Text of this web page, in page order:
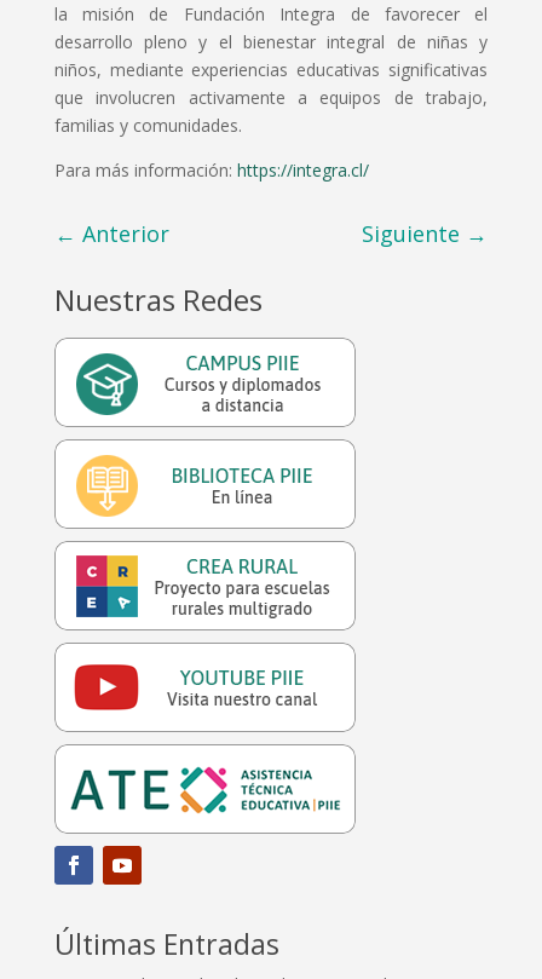
la misión de Fundación Integra de favorecer el
desarrollo pleno y el bienestar integral de niñas y
niños, mediante experiencias educativas significativas
que involucren activamente a equipos de trabajo,
familias y comunidades.
Para más información: https://integra.cl/
← Anterior Siguiente →
Nuestras Redes
Últimas Entradas